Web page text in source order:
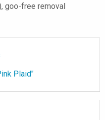
goo-free removal
Plaid"